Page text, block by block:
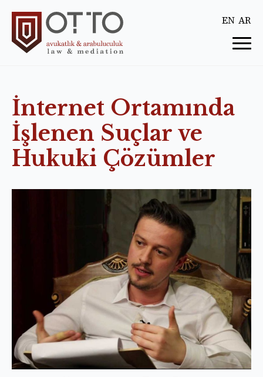
EN AR
İnternet Ortamında
İşlenen Suçlar ve
Hukuki Çözümler